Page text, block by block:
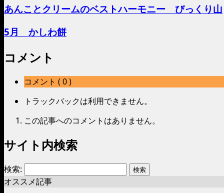
あんことクリームのベストハーモニー びっくり山
5月 かしわ餅
コメント
コメント ( 0 )
トラックバックは利用できません。
この記事へのコメントはありません。
サイト内検索
検索:
オススメ記事